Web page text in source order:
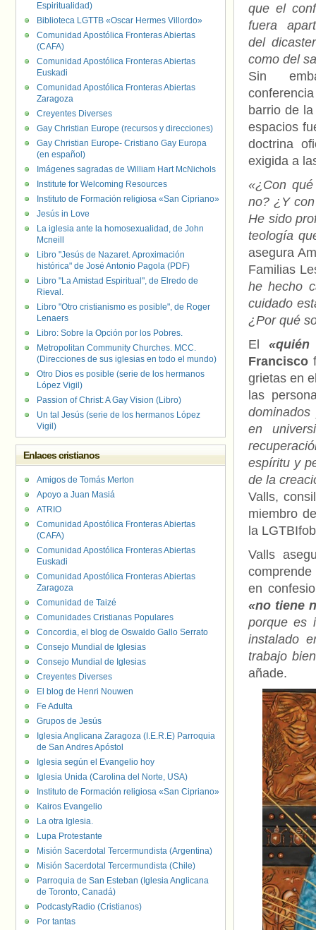
que el
fuera
del
como del
Sin
barrio de
espacios
doctrina
exigida a
«¿Con
no? ¿Y
He sido
teología
asegura
Familias
he hecho
cuidado
¿Por qué
El
Francisco
grietas en
las
en
espíritu y
de la
Valls,
miembro
la
Valls
en
«no tiene
porque es
instalado
trabajo
añade.
Espiritualidad)
Biblioteca LGTTB «Oscar Hermes Villordo»
Comunidad Apostólica Fronteras Abiertas
(CAFA)
Comunidad Apostólica Fronteras Abiertas
Euskadi
Comunidad Apostólica Fronteras Abiertas
Zaragoza
Creyentes Diverses
Gay Christian Europe (recursos y direcciones)
Gay Christian Europe- Cristiano Gay Europa
(en español)
Imágenes sagradas de William Hart McNichols
Institute for Welcoming Resources
Instituto de Formación religiosa «San Cipriano»
Jesús in Love
La iglesia ante la homosexualidad, de John
Mcneill
Libro "Jesús de Nazaret. Aproximación
histórica" de José Antonio Pagola (PDF)
Libro "La Amistad Espiritual", de Elredo de
Rieval.
Libro "Otro cristianismo es posible", de Roger
Lenaers
Libro: Sobre la Opción por los Pobres.
Metropolitan Community Churches. MCC.
(Direcciones de sus iglesias en todo el mundo)
Otro Dios es posible (serie de los hermanos
López Vigil)
Passion of Christ: A Gay Vision (Libro)
Un tal Jesús (serie de los hermanos López
Vigil)
Enlaces cristianos
Amigos de Tomás Merton
Apoyo a Juan Masiá
ATRIO
Comunidad Apostólica Fronteras Abiertas
(CAFA)
Comunidad Apostólica Fronteras Abiertas
Euskadi
Comunidad Apostólica Fronteras Abiertas
Zaragoza
Comunidad de Taizé
Comunidades Cristianas Populares
Concordia, el blog de Oswaldo Gallo Serrato
Consejo Mundial de Iglesias
Consejo Mundial de Iglesias
Creyentes Diverses
El blog de Henri Nouwen
Fe Adulta
Grupos de Jesús
Iglesia Anglicana Zaragoza (I.E.R.E) Parroquia
de San Andres Apóstol
Iglesia según el Evangelio hoy
Iglesia Unida (Carolina del Norte, USA)
Instituto de Formación religiosa «San Cipriano»
Kairos Evangelio
La otra Iglesia.
Lupa Protestante
Misión Sacerdotal Tercermundista (Argentina)
Misión Sacerdotal Tercermundista (Chile)
Parroquia de San Esteban (Iglesia Anglicana
de Toronto, Canadá)
PodcastyRadio (Cristianos)
Por tantas